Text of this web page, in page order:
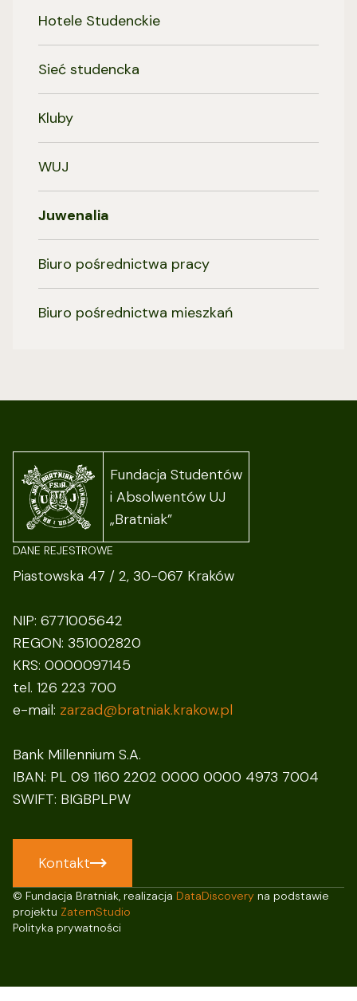
Hotele Studenckie
Sieć studencka
Kluby
WUJ
Juwenalia
Biuro pośrednictwa pracy
Biuro pośrednictwa mieszkań
Fundacja Studentów
i Absolwentów UJ
„Bratniak”
DANE REJESTROWE
Piastowska 47 / 2, 30-067 Kraków
NIP: 6771005642
REGON: 351002820
KRS: 0000097145
tel. 126 223 700
e-mail: zarzad@bratniak.krakow.pl
Bank Millennium S.A.
IBAN: PL 09 1160 2202 0000 0000 4973 7004
SWIFT: BIGBPLPW
Kontakt
© Fundacja Bratniak, realizacja DataDiscovery na podstawie
projektu ZatemStudio
Polityka prywatności